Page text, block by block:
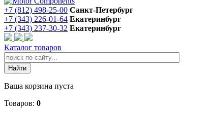
+7 (812) 498-25-00 Санкт-Петербург
+7 (343) 226-01-64 Екатеринбург
+7 (343) 237-30-32 Екатеринбург
Каталог товаров
Ваша корзина пуста
Товаров: 0